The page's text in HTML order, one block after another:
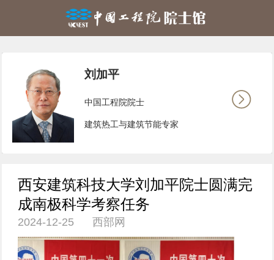
刘加平
中国工程院院士
建筑热工与建筑节能专家
西安建筑科技大学刘加平院士圆满完
成南极科学考察任务
2024-12-25 西部网